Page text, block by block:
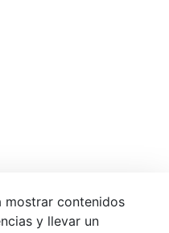
Donostia / San Sebastián
mostrar contenidos
y llevar un